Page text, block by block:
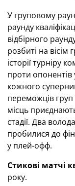
У груповому
раунду
відбірного
розбиті на
історії турніру
проти опонентів
кожного
переможців груп
місць
стадії. Два
пробилися до
у плей-офф.
Стикові матчі
року.